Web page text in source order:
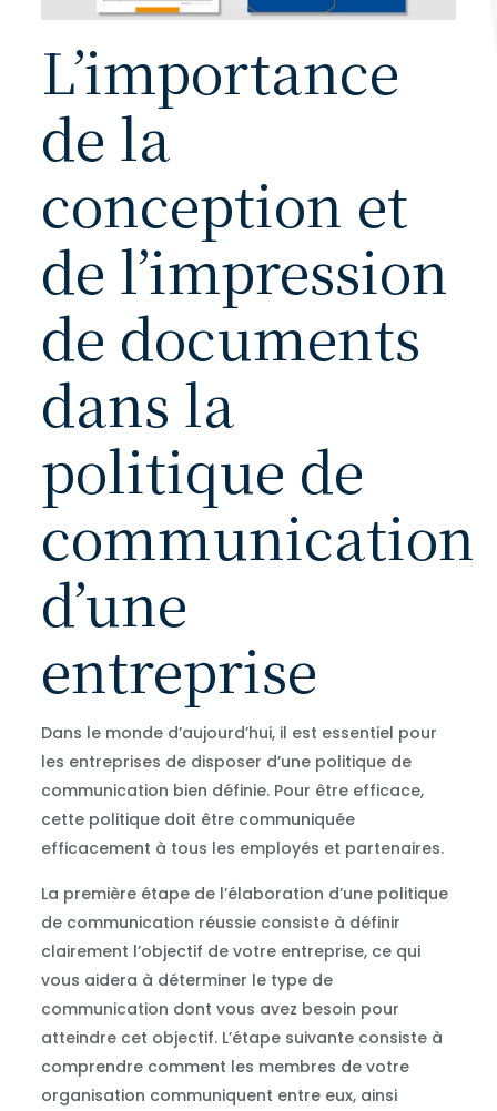
L’importance
de la
conception et
de l’impression
de documents
dans la
politique de
communication
d’une
entreprise
Dans le monde d’aujourd’hui, il est essentiel pour
les entreprises de disposer d’une politique de
communication bien définie. Pour être efficace,
cette politique doit être communiquée
efficacement à tous les employés et partenaires.
La première étape de l’élaboration d’une politique
de communication réussie consiste à définir
clairement l’objectif de votre entreprise, ce qui
vous aidera à déterminer le type de
communication dont vous avez besoin pour
atteindre cet objectif. L’étape suivante consiste à
comprendre comment les membres de votre
organisation communiquent entre eux, ainsi